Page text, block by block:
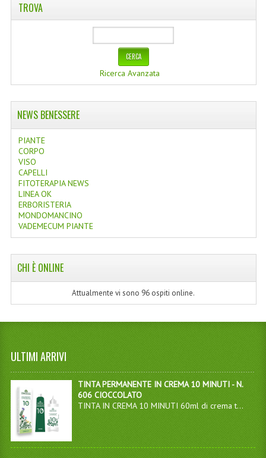
TUMBLR
SCAMBIO LINKS
CONTATTACI
TROVA
Ricerca Avanzata
NEWS BENESSERE
PIANTE
CORPO
VISO
CAPELLI
FITOTERAPIA NEWS
LINEA OK
ERBORISTERIA
MONDOMANCINO
VADEMECUM PIANTE
CHI È ONLINE
Attualmente vi sono 96 ospiti online.
ULTIMI ARRIVI
TINTA PERMANENTE IN CREMA 10 MINUTI - N.
606 CIOCCOLATO
TINTA IN CREMA 10 MINUTI 60ml di crema t...